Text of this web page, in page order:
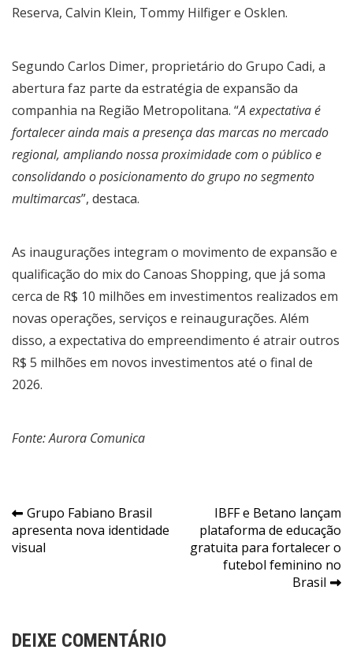
Reserva, Calvin Klein, Tommy Hilfiger e Osklen.
Segundo Carlos Dimer, proprietário do Grupo Cadi, a
abertura faz parte da estratégia de expansão da
companhia na Região Metropolitana. “A expectativa é
fortalecer ainda mais a presença das marcas no mercado
regional, ampliando nossa proximidade com o público e
consolidando o posicionamento do grupo no segmento
multimarcas”, destaca.
As inaugurações integram o movimento de expansão e
qualificação do mix do Canoas Shopping, que já soma
cerca de R$ 10 milhões em investimentos realizados em
novas operações, serviços e reinaugurações. Além
disso, a expectativa do empreendimento é atrair outros
R$ 5 milhões em novos investimentos até o final de
2026.
Fonte: Aurora Comunica
Navegação
de
Grupo Fabiano Brasil
apresenta nova identidade
visual
IBFF e Betano lançam
plataforma de educação
gratuita para fortalecer o
futebol feminino no
Brasil
DEIXE COMENTÁRIO